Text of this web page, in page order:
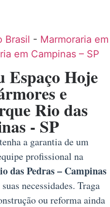
Brasil - Marmoraria em
em Campinas – SP
Espaço Hoje
e
Rio das
- SP
a garantia de um
profissional na
das Pedras – Campinas
necessidades. Traga
ou reforma ainda